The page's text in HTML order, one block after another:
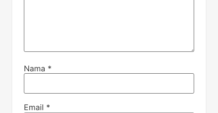
Nama *
Email *